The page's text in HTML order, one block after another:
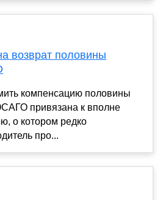
возврат половины
компенсацию половины
привязана к вполне
о котором редко
про...